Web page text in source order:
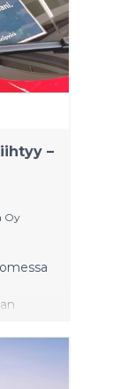
–
Oy